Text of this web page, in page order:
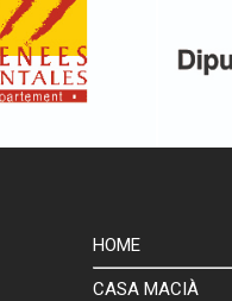
HOME
CASA MACIÀ